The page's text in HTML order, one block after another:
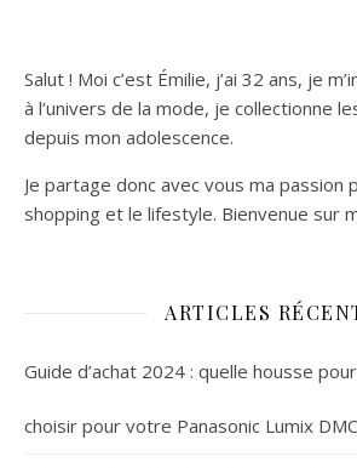
Salut ! Moi c’est Émilie, j’ai 32 ans, je
à l’univers de la mode, je collectionne
depuis mon adolescence.
Je partage donc avec vous ma passion
shopping et le lifestyle. Bienvenue sur
ARTICLES
Guide d’achat 2024 : quelle housse
choisir pour votre Panasonic Lumix